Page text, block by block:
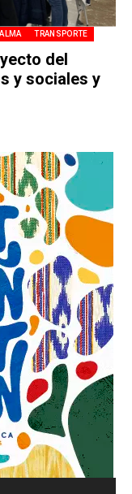
TRANSPORTE
del
y sociales y